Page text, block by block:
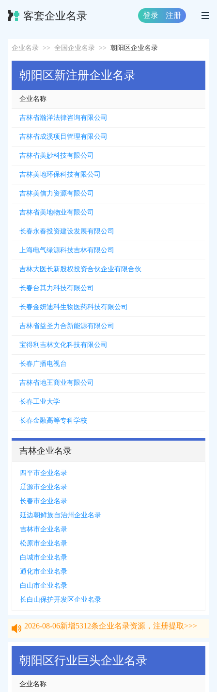
客套企业名录 登录 | 注册
企业名录 >> 全国企业名录 >> 朝阳区企业名录
朝阳区新注册企业名录
企业名称
吉林省瀚洋法律咨询有限公司
吉林省成溪项目管理有限公司
吉林省美妙科技有限公司
吉林美地环保科技有限公司
吉林美信力资源有限公司
吉林省美地物业有限公司
长春永春投资建设发展有限公司
上海电气绿源科技吉林有限公司
吉林大医长新股权投资合伙企业有限合伙
长春台其力科技有限公司
长春金妍迪科生物医药科技有限公司
吉林省益圣力合新能源有限公司
宝得利吉林文化科技有限公司
长春广播电视台
吉林省地王商业有限公司
长春工业大学
长春金融高等专科学校
吉林企业名录
四平市企业名录
辽源市企业名录
长春市企业名录
延边朝鲜族自治州企业名录
吉林市企业名录
松原市企业名录
白城市企业名录
通化市企业名录
白山市企业名录
长白山保护开发区企业名录
朝阳区行业巨头企业名录
企业名称